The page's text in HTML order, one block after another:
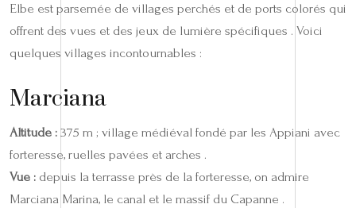
Elbe est parsemée de villages perchés et de ports colorés qui
offrent des vues et des jeux de lumière spécifiques . Voici
quelques villages incontournables :
Marciana
Altitude : 375 m ; village médiéval fondé par les Appiani avec
forteresse, ruelles pavées et arches .
Vue : depuis la terrasse près de la forteresse, on admire
Marciana Marina, le canal et le massif du Capanne .